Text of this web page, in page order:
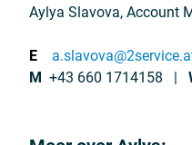
Aylya Slavova, Account
E
M +43 660 1714158 |